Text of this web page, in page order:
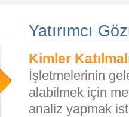
Yatırımcı
Kimler
İşletmelerinin
alabilmek için
analiz yapmak